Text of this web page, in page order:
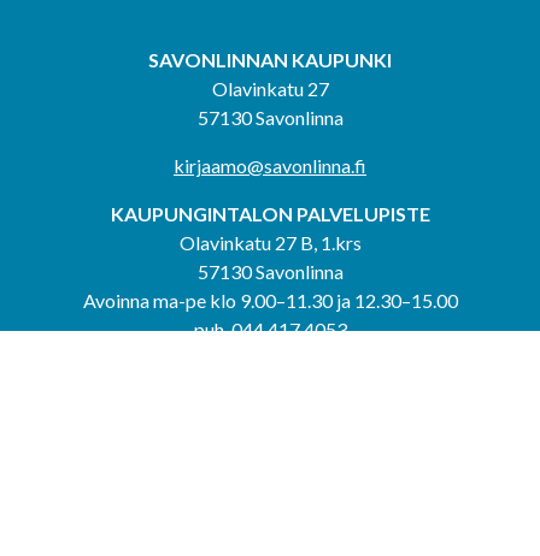
SAVONLINNAN KAUPUNKI
Olavinkatu 27
57130 Savonlinna
kirjaamo@savonlinna.fi
KAUPUNGINTALON PALVELUPISTE
Olavinkatu 27 B, 1.krs
57130 Savonlinna
Avoinna ma-pe klo 9.00–11.30 ja 12.30–15.00
puh. 044 417 4053